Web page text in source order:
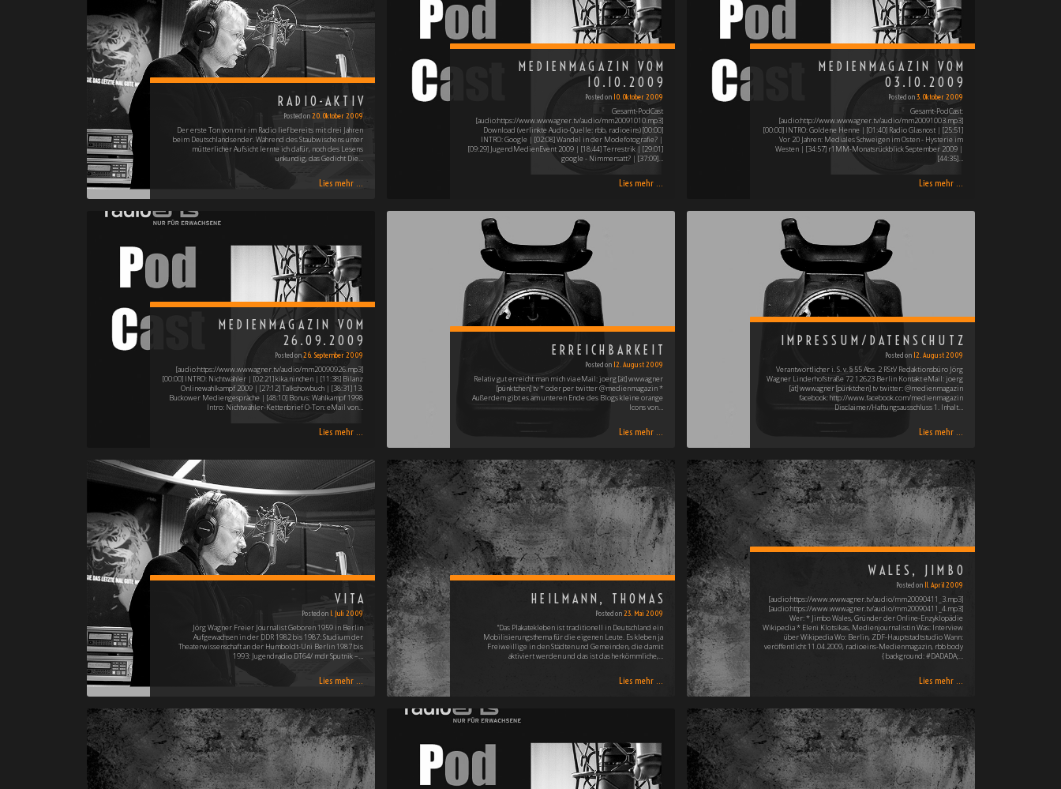
RADIO-AKTIV
Posted on20. Oktober 2009
Der erste Ton von mir im Radio lief bereits mit drei Jahren
beim Deutschlandsender. Während des Staubwischens unter
mütterlicher Aufsicht lernte ich dafür, noch des Lesens
unkundig, das Gedicht Die…
Lies mehr ...
MEDIENMAGAZIN VOM
10.10.2009
Posted on 10. Oktober 2009
Gesamt-PodCast
[audio:https://www.wwwagner.tv/audio/mm20091010.mp3]
Download (verlinkte Audio-Quelle: rbb, radioeins) [00:00]
INTRO: Google | [02:08] Wandel in der Modefotografie? |
[09:29] JugendMedienEvent 2009 | [18:44] Terrestrik | [29:01]
google - Nimmersatt? | [37:09]…
Lies mehr ...
MEDIENMAGAZIN VOM
03.10.2009
Posted on3. Oktober 2009
Gesamt-PodCast:
[audio:http://www.wwwagner.tv/audio/mm20091003.mp3]
[00:00] INTRO: Goldene Henne | [01:40] Radio Glasnost | [25:51]
Vor 20 Jahren: Mediales Schweigen im Osten - Hysterie im
Westen | [34:57] r1MM-Monatsrückblick September 2009 |
[44:35]…
Lies mehr ...
MEDIENMAGAZIN VOM
26.09.2009
Posted on26. September 2009
[audio:https://www.wwwagner.tv/audio/mm20090926.mp3]
[00:00] INTRO: Nichtwähler | [02:21] kika.ninchen | [11:38] Bilanz
Onlinewahlkampf 2009 | [27:12] Talkshowbuch | [38:31] 13.
Buckower Mediengespräche | [48:10] Bonus: Wahlkampf 1998
Intro: Nichtwähler-Kettenbrief O-Ton: eMail von…
Lies mehr ...
ERREICHBARKEIT
Posted on 12. August 2009
Relativ gut erreicht man mich via eMail: joerg [ät] wwwagner
[pünktchen] tv * oder per twitter @medienmagazin *
Außerdem gibt es am unteren Ende des Blogs kleine orange
Icons von…
Lies mehr ...
IMPRESSUM/DATENSCHUTZ
Posted on 12. August 2009
Verantwortlicher i. S. v. § 55 Abs. 2 RStV Redaktionsbüro Jörg
Wagner Linderhofstraße 72 12623 Berlin Kontakt eMail: joerg
[ät] wwwagner [pünktchen] tv twitter: @medienmagazin
facebook: http://www.facebook.com/medienmagazin
Disclaimer/Haftungsausschluss 1. Inhalt…
Lies mehr ...
VITA
Posted on 1. Juli 2009
Jörg Wagner Freier Journalist Geboren 1959 in Berlin
Aufgewachsen in der DDR 1982 bis 1987: Studium der
Theaterwissenschaft an der Humboldt-Uni Berlin 1987 bis
1993: Jugendradio DT64/ mdr Sputnik –…
Lies mehr ...
HEILMANN, THOMAS
Posted on23. Mai 2009
"Das Plakatekleben ist traditionell in Deutschland ein
Mobilisierungsthema für die eigenen Leute. Es kleben ja
Freiweillige in den Städten und Gemeinden, die damit
aktiviert werden und das ist das herkömmliche,…
Lies mehr ...
WALES, JIMBO
Posted on 11. April 2009
[audio:https://www.wwwagner.tv/audio/mm20090411_3.mp3]
[audio:https://www.wwwagner.tv/audio/mm20090411_4.mp3]
Wer: * Jimbo Wales, Gründer der Online-Enzyklopädie
Wikipedia * Eleni Klotsikas, Medienjournalistin Was: Interview
über Wikipedia Wo: Berlin, ZDF-Hauptstadtstudio Wann:
veröffentlicht 11.04.2009, radioeins-Medienmagazin, rbb body
{ background: #DADADA;…
Lies mehr ...